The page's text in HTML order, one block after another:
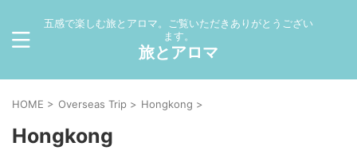
五感で楽しむ旅とアロマ。ご覧いただきありがとうござい
ます。
旅とアロマ
HOME > Overseas Trip > Hongkong >
Hongkong